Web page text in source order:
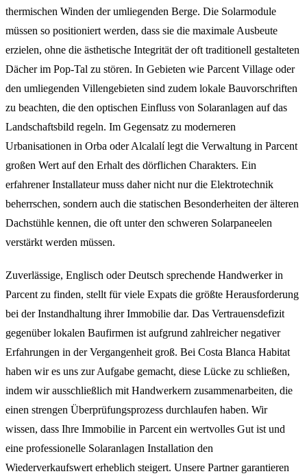
thermischen Winden der umliegenden Berge. Die Solarmodule
müssen so positioniert werden, dass sie die maximale Ausbeute
erzielen, ohne die ästhetische Integrität der oft traditionell gestalteten
Dächer im Pop-Tal zu stören. In Gebieten wie Parcent Village oder
den umliegenden Villengebieten sind zudem lokale Bauvorschriften
zu beachten, die den optischen Einfluss von Solaranlagen auf das
Landschaftsbild regeln. Im Gegensatz zu moderneren
Urbanisationen in Orba oder Alcalalí legt die Verwaltung in Parcent
großen Wert auf den Erhalt des dörflichen Charakters. Ein
erfahrener Installateur muss daher nicht nur die Elektrotechnik
beherrschen, sondern auch die statischen Besonderheiten der älteren
Dachstühle kennen, die oft unter den schweren Solarpaneelen
verstärkt werden müssen.
Zuverlässige, Englisch oder Deutsch sprechende Handwerker in
Parcent zu finden, stellt für viele Expats die größte Herausforderung
bei der Instandhaltung ihrer Immobilie dar. Das Vertrauensdefizit
gegenüber lokalen Baufirmen ist aufgrund zahlreicher negativer
Erfahrungen in der Vergangenheit groß. Bei Costa Blanca Habitat
haben wir es uns zur Aufgabe gemacht, diese Lücke zu schließen,
indem wir ausschließlich mit Handwerkern zusammenarbeiten, die
einen strengen Überprüfungsprozess durchlaufen haben. Wir
wissen, dass Ihre Immobilie in Parcent ein wertvolles Gut ist und
eine professionelle Solaranlagen Installation den
Wiederverkaufswert erheblich steigert. Unsere Partner garantieren